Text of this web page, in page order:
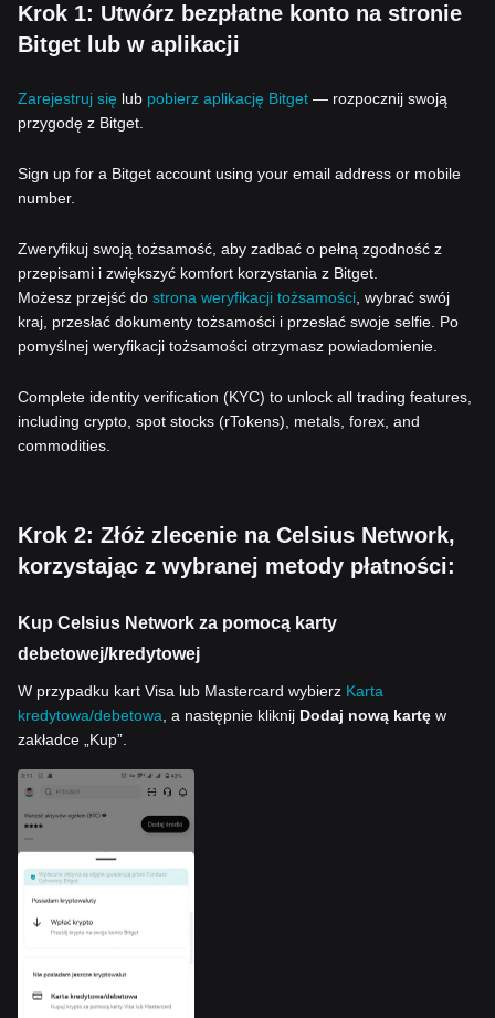
Krok 1: Utwórz bezpłatne konto na stronie
Bitget lub w aplikacji
Zarejestruj się lub pobierz aplikację Bitget — rozpocznij swoją
przygodę z Bitget.
Sign up for a Bitget account using your email address or mobile
number.
Zweryfikuj swoją tożsamość, aby zadbać o pełną zgodność z
przepisami i zwiększyć komfort korzystania z Bitget.
Możesz przejść do strona weryfikacji tożsamości , wybrać swój
kraj, przesłać dokumenty tożsamości i przesłać swoje selfie. Po
pomyślnej weryfikacji tożsamości otrzymasz powiadomienie.
Complete identity verification (KYC) to unlock all trading features,
including crypto, spot stocks (rTokens), metals, forex, and
commodities.
Krok 2: Złóż zlecenie na Celsius Network,
korzystając z wybranej metody płatności:
Kup Celsius Network za pomocą karty
debetowej/kredytowej
W przypadku kart Visa lub Mastercard wybierz Karta
kredytowa/debetowa , a następnie kliknij Dodaj nową kartę w
zakładce „Kup”.